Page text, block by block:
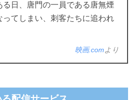
る日、唐門の一員である唐無煙
ってしまい、刺客たちに追われ
映画.comより